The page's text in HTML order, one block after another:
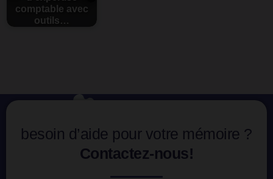
comptable avec
outils…
besoin d’aide pour votre mémoire ?
Contactez-nous!